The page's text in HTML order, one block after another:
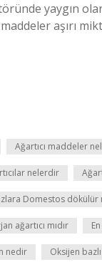
yaygın
aşırı
Ağartıcı maddeler
nelerdir
Domestos dökülür
ağartıcı mıdır
nedir Oksijen